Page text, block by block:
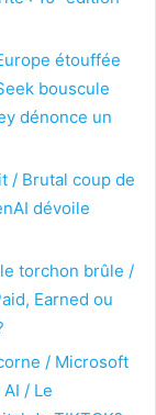
étouffée
bouscule
dénonce un
/ Brutal coup de
dévoile
torchon brûle /
Earned ou
/ Microsoft
/ Le